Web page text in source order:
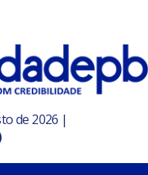
de 2026 |